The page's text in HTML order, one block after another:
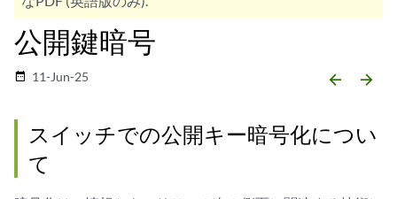
公開鍵暗号
date_range 11-Jun-25 arrow_backward arrow_forward
スイッチでの公開キー暗号化につい
て